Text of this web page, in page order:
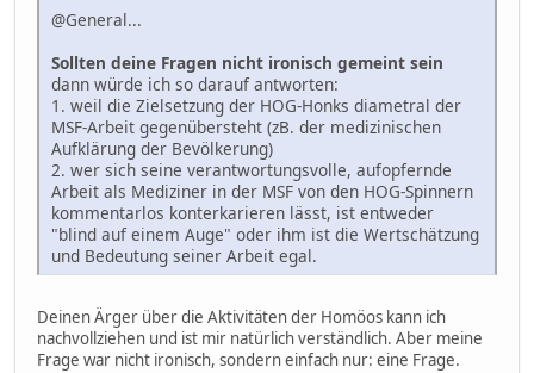
@General...
Sollten deine Fragen nicht ironisch gemeint sein
dann würde ich so darauf antworten:
1. weil die Zielsetzung der HOG-Honks diametral der
MSF-Arbeit gegenübersteht (zB. der medizinischen
Aufklärung der Bevölkerung)
2. wer sich seine verantwortungsvolle, aufopfernde
Arbeit als Mediziner in der MSF von den HOG-Spinnern
kommentarlos konterkarieren lässt, ist entweder
"blind auf einem Auge" oder ihm ist die Wertschätzung
und Bedeutung seiner Arbeit egal.
Deinen Ärger über die Aktivitäten der Homöos kann ich
nachvollziehen und ist mir natürlich verständlich. Aber meine
Frage war nicht ironisch, sondern einfach nur: eine Frage.